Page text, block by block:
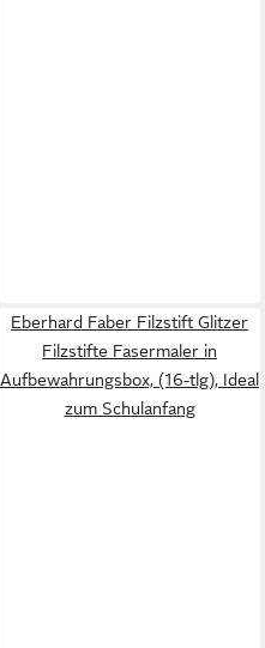
Eberhard Faber Filzstift Glitzer
Filzstifte Fasermaler in
Aufbewahrungsbox, (16-tlg), Ideal
zum Schulanfang